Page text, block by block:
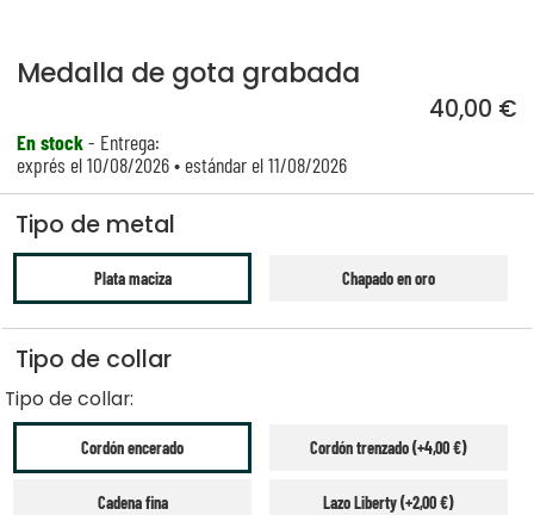
Medalla de gota grabada
40,00 €
En stock- Entrega:
exprés el 10/08/2026 • estándar el 11/08/2026
Tipo de metal
Plata maciza Chapado en oro
Tipo de collar
Tipo de collar:
Cordón encerado Cordón trenzado (+4,00 €)
Cadena fina Lazo Liberty (+2,00 €)